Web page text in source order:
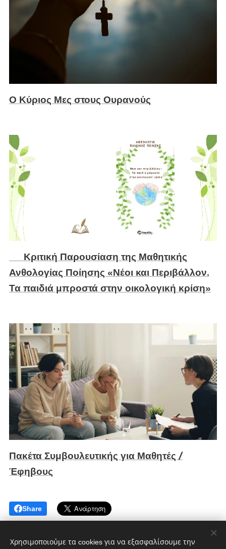
Ο Κύριος Μες στους Ουρανούς
🕊️ Κριτική Παρουσίαση της Μαθητικής
Ανθολογίας Ποίησης «Νέοι και Περιβάλλον.
Τα παιδιά μπροστά στην οικολογική κρίση»
Πακέτα Συμβουλευτικής για Μαθητές /
Έφηβους
Share
Χρησιμοποιούμε τα cookies για να εξασφαλίσουμε την